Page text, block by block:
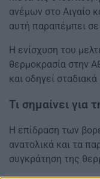
ανέμων στο Αιγαίο
αυτή παραπέμπει
Η ενίσχυση του
θερμοκρασία στην
και οδηγεί
Τι σημαίνει για
Η επίδραση των
ανατολικά και τα
συγκράτηση της